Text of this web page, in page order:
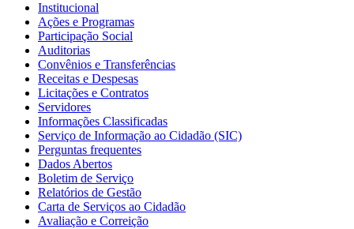
Institucional
Ações e Programas
Participação Social
Auditorias
Convênios e Transferências
Receitas e Despesas
Licitações e Contratos
Servidores
Informações Classificadas
Serviço de Informação ao Cidadão (SIC)
Perguntas frequentes
Dados Abertos
Boletim de Serviço
Relatórios de Gestão
Carta de Serviços ao Cidadão
Avaliação e Correição